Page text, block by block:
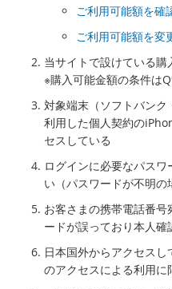
ご利用可能額を確
ご利用可能額を変
当サイトで設けている
※購入可能金額の条件は
対象端末（ソフトバン
利用した個人契約の
セスしている
ログインに必要なパス
い（パスワードが不明の
お客さまの携帯電話番
ードが誤っており本人確
日本国外からアクセス
のアクセスによる利用に